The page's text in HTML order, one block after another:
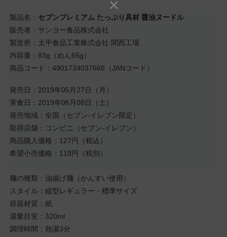
製品名： セブンプレミアム たっぷり具材 醤油ヌードル
販売者：サンヨー食品株式会社
製造所：太平食品工業株式会社 関西工場
内容量：83g（めん65g）
商品コード：4901734037668（JANコード）
発売日：2019年05月27日（月）
実食日：2019年06月08日（土）
発売地域：全国（セブン-イレブン限定）
取得店舗：コンビニ（セブン-イレブン）
商品購入価格：127円（税込）
希望小売価格：118円（税別）
麺の種類：油揚げ麺（かんすい使用）
スタイル：縦型レギュラー・標準サイズ
容器材質：紙
湯量目安：320ml
調理時間：熱湯3分